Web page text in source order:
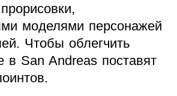
моделями персонажей
Чтобы облегчить
в San Andreas поставят